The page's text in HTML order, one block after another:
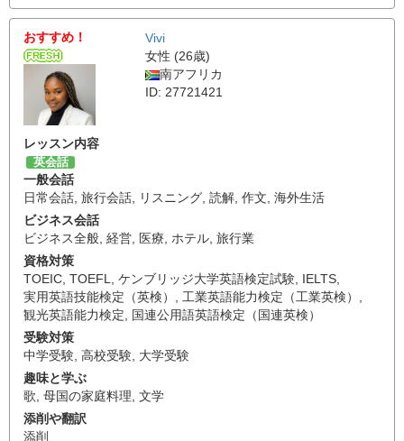
おすすめ！
Vivi
女性 (26歳)
南アフリカ
ID: 27721421
レッスン内容
英会話
一般会話
日常会話, 旅行会話, リスニング, 読解, 作文, 海外生活
ビジネス会話
ビジネス全般, 経営, 医療, ホテル, 旅行業
資格対策
TOEIC, TOEFL, ケンブリッジ大学英語検定試験, IELTS,
実用英語技能検定（英検） , 工業英語能力検定（工業英検） ,
観光英語能力検定, 国連公用語英語検定（国連英検）
受験対策
中学受験, 高校受験, 大学受験
趣味と学ぶ
歌, 母国の家庭料理, 文学
添削や翻訳
添削